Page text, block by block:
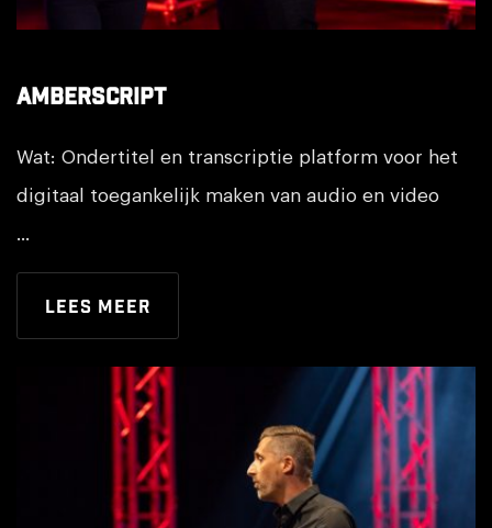
Amberscript
Wat: Ondertitel en transcriptie platform voor het
digitaal toegankelijk maken van audio en video
...
Lees meer